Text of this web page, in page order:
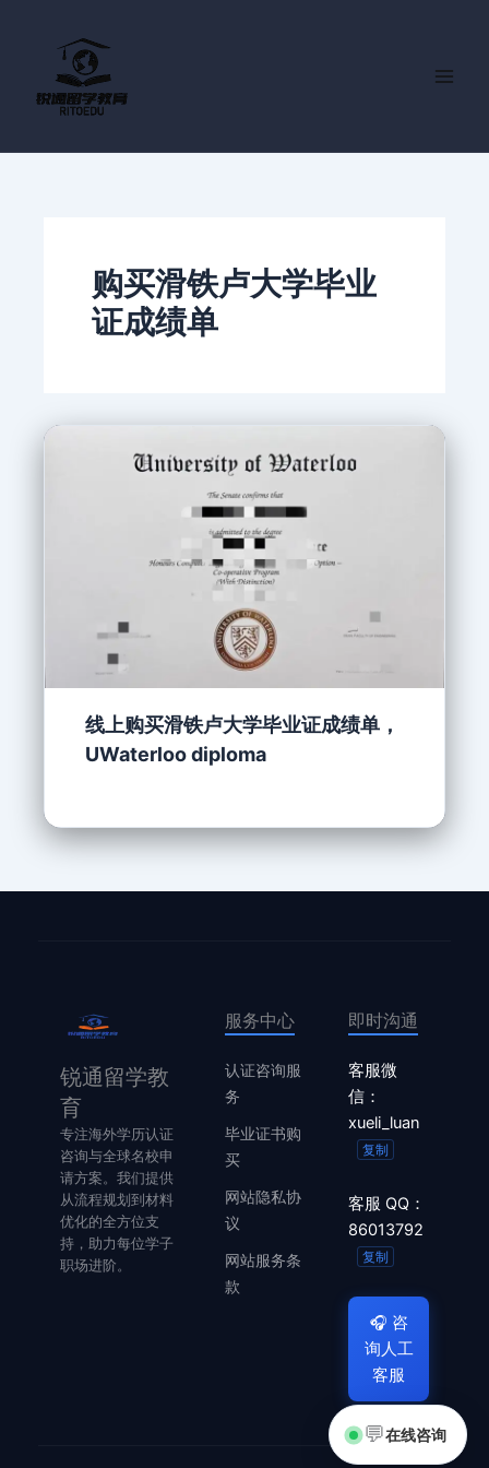
购买滑铁卢大学毕业
证成绩单
线上购买滑铁卢大学毕业证成绩单，
UWaterloo diploma
锐通留学教
育
专注海外学历认证
咨询与全球名校申
请方案。我们提供
从流程规划到材料
优化的全方位支
持，助力每位学子
职场进阶。
服务中心
认证咨询服
务
毕业证书购
买
网站隐私协
议
网站服务条
款
即时沟通
客服微
信：
xueli_luan
复制
客服 QQ：
86013792
复制
🎧 咨
询人工
客服
💬在线咨询